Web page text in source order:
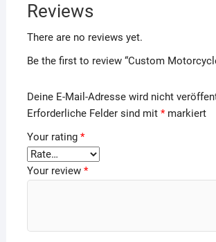
Reviews
There are no reviews yet.
Be the first to review “Custom
Deine E-Mail-Adresse wird nicht
Erforderliche Felder sind mit *markiert
Your rating *
Your review *